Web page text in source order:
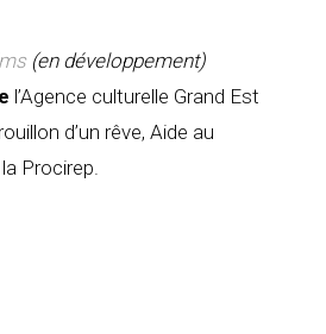
(en développement)
l’Agence culturelle Grand Est
d’un rêve, Aide au
Procirep.